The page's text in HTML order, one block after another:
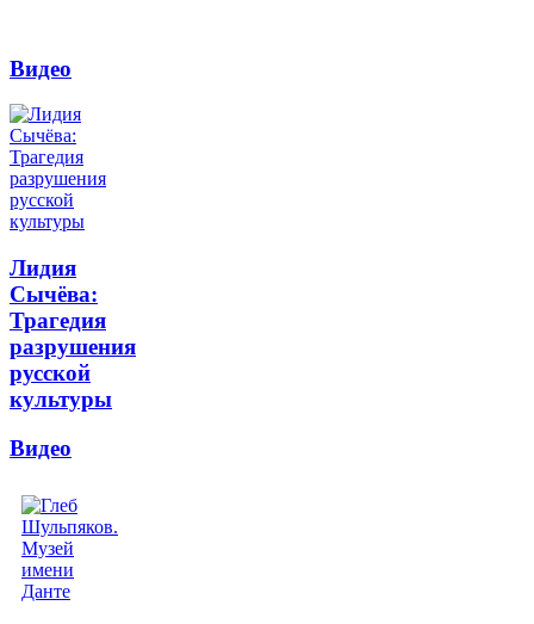
Видео
Лидия
Сычёва:
Трагедия
разрушения
русской
культуры
Видео